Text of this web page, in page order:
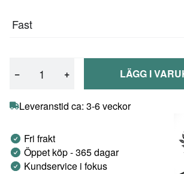
Fast
− + LÄGG I
Leveranstid ca: 3-6 veckor
Fri frakt
Öppet köp - 365 dagar
Kundservice i fokus